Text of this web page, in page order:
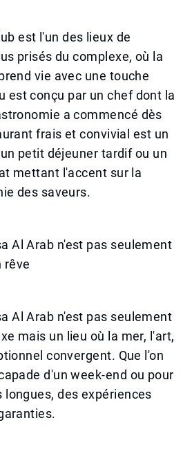
est l'un des lieux de
prisés du complexe, où la
vie avec une touche
est conçu par un chef dont la
a commencé dès
frais et convivial est un
petit déjeuner tardif ou un
mettant l'accent sur la
des saveurs.
Al Arab n'est pas seulement
rêve
Al Arab n'est pas seulement
mais un lieu où la mer, l'art,
convergent. Que l'on
d'un week-end ou pour
longues, des expériences